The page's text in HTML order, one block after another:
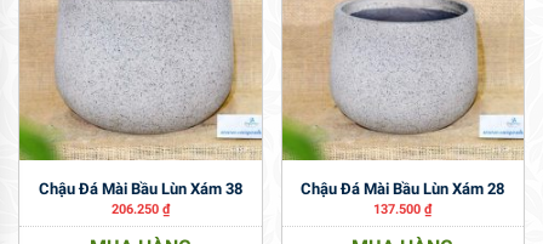
Chậu Đá Mài Bầu Lùn Xám 38
206.250 ₫
Chậu Đá Mài Bầu Lùn Xám 28
137.500₫